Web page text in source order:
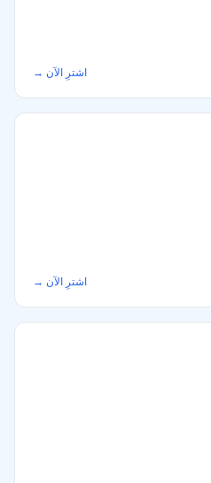
اشترِ الآن →
اشترِ الآن →